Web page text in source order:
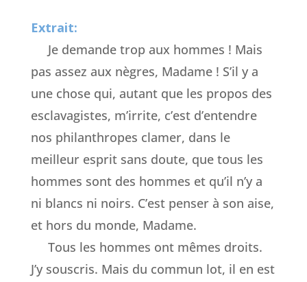
Extrait:
Je demande trop aux hommes ! Mais
pas assez aux nègres, Madame ! S’il y a
une chose qui, autant que les propos des
esclavagistes, m’irrite, c’est d’entendre
nos philanthropes clamer, dans le
meilleur esprit sans doute, que tous les
hommes sont des hommes et qu’il n’y a
ni blancs ni noirs. C’est penser à son aise,
et hors du monde, Madame.
Tous les hommes ont mêmes droits.
J’y souscris. Mais du commun lot, il en est